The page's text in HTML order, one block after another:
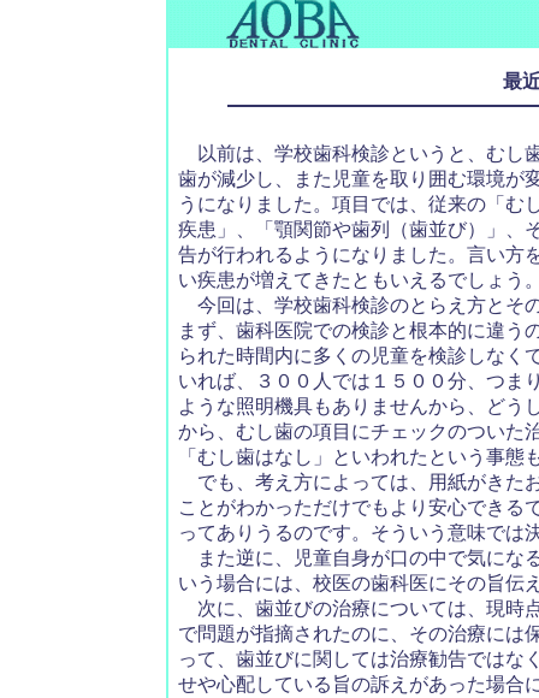
最
以前は、学校歯科検診というと、むし
歯が減少し、また児童を取り囲む環境が
うになりました。項目では、従来の「む
疾患」、「顎関節や歯列（歯並び）」、
告が行われるようになりました。言い方
い疾患が増えてきたともいえるでしょう
今回は、学校歯科検診のとらえ方とそ
まず、歯科医院での検診と根本的に違う
られた時間内に多くの児童を検診しなく
いれば、３００人では１５００分、つま
ような照明機具もありませんから、どう
から、むし歯の項目にチェックのついた
「むし歯はなし」といわれたという事態
でも、考え方によっては、用紙がきた
ことがわかっただけでもより安心できる
ってありうるのです。そういう意味では
また逆に、児童自身が口の中で気にな
いう場合には、校医の歯科医にその旨伝
次に、歯並びの治療については、現時
で問題が指摘されたのに、その治療には
って、歯並びに関しては治療勧告ではな
せや心配している旨の訴えがあった場合